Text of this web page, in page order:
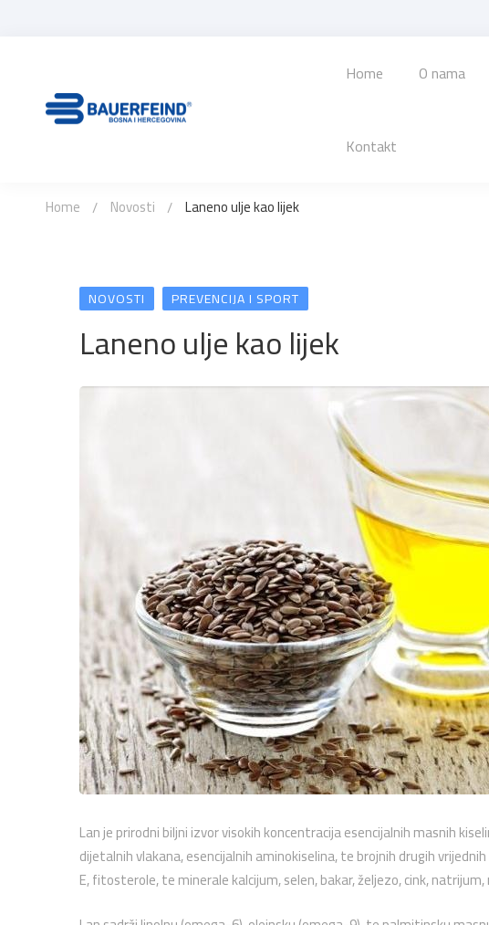
Home O nama
Kontakt
Home Novosti Laneno ulje kao lijek
NOVOSTI PREVENCIJA I SPORT
Laneno ulje kao lijek
Lan je prirodni biljni izvor visokih koncentracija esencijalnih masnih
dijetalnih vlakana, esencijalnih aminokiselina, te brojnih drugih
E, fitosterole, te minerale kalcijum, selen, bakar, željezo, cink,